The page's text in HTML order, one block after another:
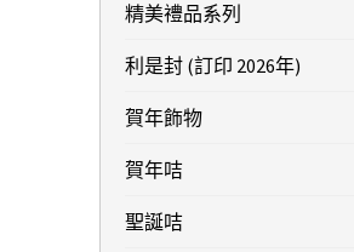
精美禮品系列
利是封 (訂印 2026年)
賀年飾物
賀年咭
聖誕咭